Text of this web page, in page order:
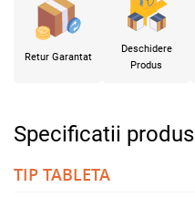
Retur Garantat
Deschidere
Produs
Specificatii produs
TIP TABLETA